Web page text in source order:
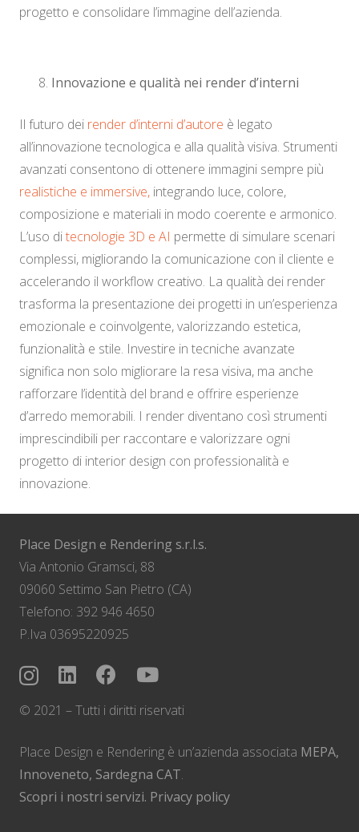
progetto e consolidare l’immagine dell’azienda.
Innovazione e qualità nei render d’interni
Il futuro dei render d’interni d’autore è legato
all’innovazione tecnologica e alla qualità visiva. Strumenti
avanzati consentono di ottenere immagini sempre più
realistiche e immersive, integrando luce, colore,
composizione e materiali in modo coerente e armonico.
L’uso ditecnologie 3D e AI permette di simulare scenari
complessi, migliorando la comunicazione con il cliente e
accelerando il workflow creativo. La qualità dei render
trasforma la presentazione dei progetti in un’esperienza
emozionale e coinvolgente, valorizzando estetica,
funzionalità e stile. Investire in tecniche avanzate
significa non solo migliorare la resa visiva, ma anche
rafforzare l’identità del brand e offrire esperienze
d’arredo memorabili. I render diventano così strumenti
imprescindibili per raccontare e valorizzare ogni
progetto di interior design con professionalità e
innovazione.
Place Design e Rendering s.r.l.s.
Via Antonio Gramsci, 88
09060 Settimo San Pietro (CA)
Telefono: 392 946 4650
P.Iva 03695220925
© 2021 – Tutti i diritti riservati
Place Design e Rendering è un’azienda associata MEPA,
Innoveneto, Sardegna CAT.
Scopri i nostri servizi. Privacy policy